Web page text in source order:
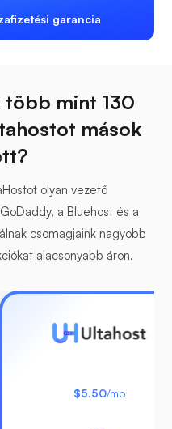
garancia
több mint 130
mások
olyan vezető
a Bluehost és a
csomagjaink nagyobb
alacsonyabb áron.
$5.50/mo